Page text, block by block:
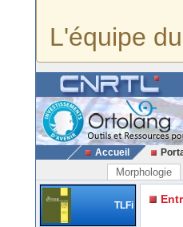
L'équipe
Accueil
Morphologie
TLFi